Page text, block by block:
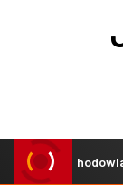
hodowlana –